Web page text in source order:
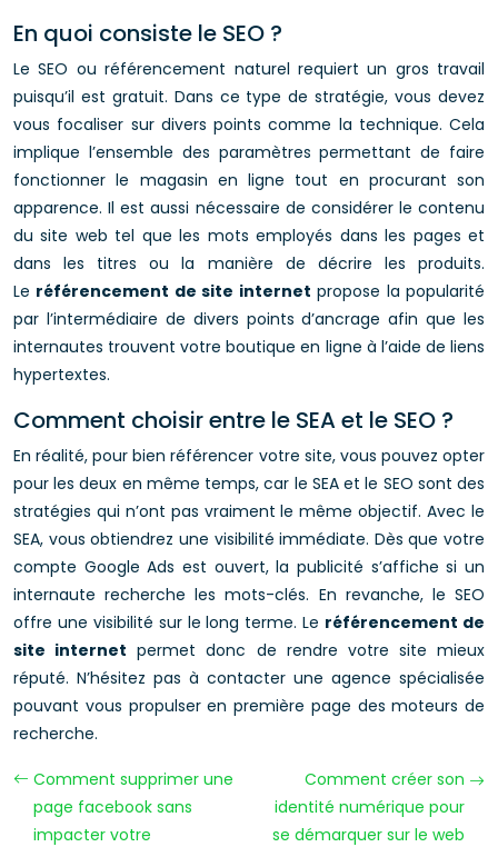
En quoi consiste le SEO ?
Le SEO ou référencement naturel requiert un gros travail
puisqu’il est gratuit. Dans ce type de stratégie, vous devez
vous focaliser sur divers points comme la technique. Cela
implique l’ensemble des paramètres permettant de faire
fonctionner le magasin en ligne tout en procurant son
apparence. Il est aussi nécessaire de considérer le contenu
du site web tel que les mots employés dans les pages et
dans les titres ou la manière de décrire les produits.
Le référencement de site internet propose la popularité
par l’intermédiaire de divers points d’ancrage afin que les
internautes trouvent votre boutique en ligne à l’aide de liens
hypertextes.
Comment choisir entre le SEA et le SEO ?
En réalité, pour bien référencer votre site, vous pouvez opter
pour les deux en même temps, car le SEA et le SEO sont des
stratégies qui n’ont pas vraiment le même objectif. Avec le
SEA, vous obtiendrez une visibilité immédiate. Dès que votre
compte Google Ads est ouvert, la publicité s’affiche si un
internaute recherche les mots-clés. En revanche, le SEO
offre une visibilité sur le long terme. Le référencement de
site internet permet donc de rendre votre site mieux
réputé. N’hésitez pas à contacter une agence spécialisée
pouvant vous propulser en première page des moteurs de
recherche.
Comment supprimer une
page facebook sans
impacter votre
Comment créer son
identité numérique pour
se démarquer sur le web